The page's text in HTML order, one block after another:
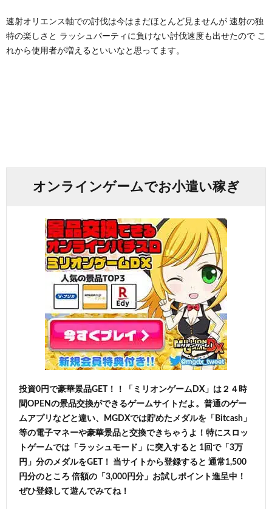
速射オリエンス軸での討伐は今はまだほとんど見ませんが 速射の独
特の楽しさと ラッシュパーティに負けない討伐速度も出せたので こ
れから使用者が増えるといいなと思ってます。
オンラインゲームでお小遣い稼ぎ
投資0円で豪華景品GET！！「ミリオンゲームDX」は２４時
間OPENの景品交換ができるゲームサイトだよ。普通のゲー
ムアプリなどと違い、MGDXでは貯めたメダルを「Bitcash」
等の電子マネーや豪華景品と交換できちゃうよ！特にスロッ
トゲームでは「ラッシュモード」に突入すると 1回で「3万
円」分のメダルをGET！ 当サイトから登録すると 通常1,500
円分のところ 倍額の「3,000円分」お試しポイント進呈中！
ぜひ登録して遊んでみてね！